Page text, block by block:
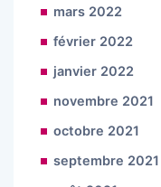
mars 2022
février 2022
janvier 2022
novembre 2021
octobre 2021
septembre 2021